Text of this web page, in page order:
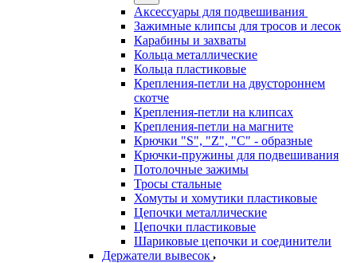
Аксессуары для подвешивания
Зажимные клипсы для тросов и лесок
Карабины и захваты
Кольца металлические
Кольца пластиковые
Крепления-петли на двустороннем
скотче
Крепления-петли на клипсах
Крепления-петли на магните
Крючки "S", "Z", "C" - образные
Крючки-пружины для подвешивания
Потолочные зажимы
Тросы стальные
Хомуты и хомутики пластиковые
Цепочки металлические
Цепочки пластиковые
Шариковые цепочки и соединители
Держатели вывесок